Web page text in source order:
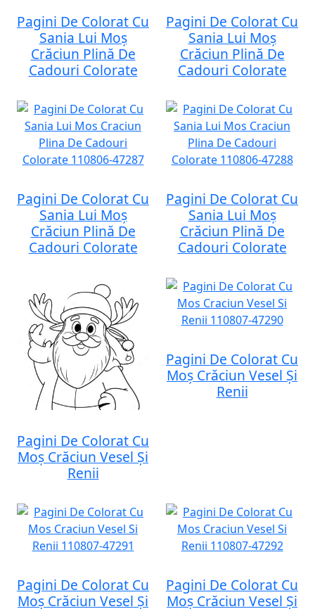
Pagini De Colorat Cu
Sania Lui Moș
Crăciun Plină De
Cadouri Colorate
Pagini De Colorat Cu
Sania Lui Moș
Crăciun Plină De
Cadouri Colorate
Pagini De Colorat Cu
Sania Lui Moș
Crăciun Plină De
Cadouri Colorate
Pagini De Colorat Cu
Sania Lui Moș
Crăciun Plină De
Cadouri Colorate
Pagini De Colorat Cu
Moș Crăciun Vesel Și
Renii
Pagini De Colorat Cu
Moș Crăciun Vesel Și
Renii
Pagini De Colorat Cu
Moș Crăciun Vesel Și
Pagini De Colorat Cu
Moș Crăciun Vesel Și